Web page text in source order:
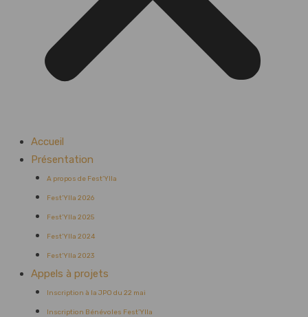
Accueil
Présentation
A propos de Fest’Ylla
Fest’Ylla 2026
Fest’Ylla 2025
Fest’Ylla 2024
Fest’Ylla 2023
Appels à projets
Inscription à la JPO du 22 mai
Inscription Bénévoles Fest’Ylla